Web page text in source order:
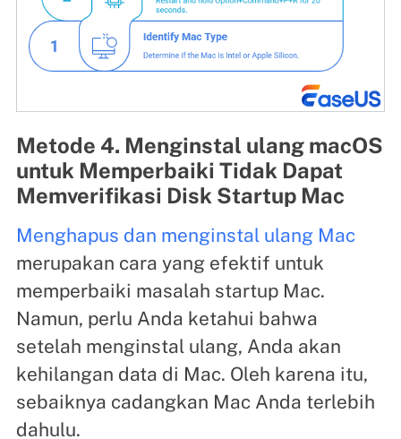
Metode 4. Menginstal ulang macOS
untuk Memperbaiki Tidak Dapat
Memverifikasi Disk Startup Mac
Menghapus dan menginstal ulang Mac
merupakan cara yang efektif untuk
memperbaiki masalah startup Mac.
Namun, perlu Anda ketahui bahwa
setelah menginstal ulang, Anda akan
kehilangan data di Mac. Oleh karena itu,
sebaiknya cadangkan Mac Anda terlebih
dahulu.